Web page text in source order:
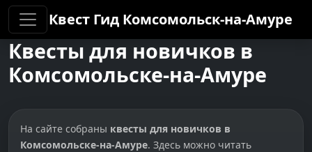
Квест Гид Комсомольск-на-Амуре
Квесты для новичков в
Комсомольске-на-Амуре
На сайте собраны квесты для новичков в
Комсомольске-на-Амуре. Здесь можно читать